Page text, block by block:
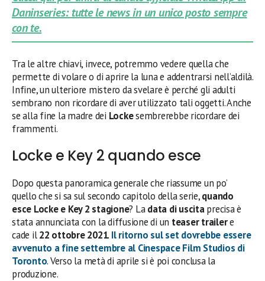
Daninseries: tutte le news in un unico posto sempre
con te.
Tra le altre chiavi, invece, potremmo vedere quella che
permette di volare o di aprire la luna e addentrarsi nell’aldilà.
Infine, un ulteriore mistero da svelare è perché gli adulti
sembrano non ricordare di aver utilizzato tali oggetti. Anche
se alla fine la madre dei Lockesembrerebbe ricordare dei
frammenti.
Locke e Key 2 quando esce
Dopo questa panoramica generale che riassume un po’
quello che si sa sul secondo capitolo della serie,quando
esce Locke e Key 2 stagione? Ladata di uscitaprecisa è
stata annunciata con la diffusione di un teaser trailere
cade il22 ottobre 2021. Il ritorno sul set dovrebbe essere
avvenuto a fine settembre al Cinespace Film Studios di
Toronto. Verso la metà di aprile si è poi conclusa la
produzione.